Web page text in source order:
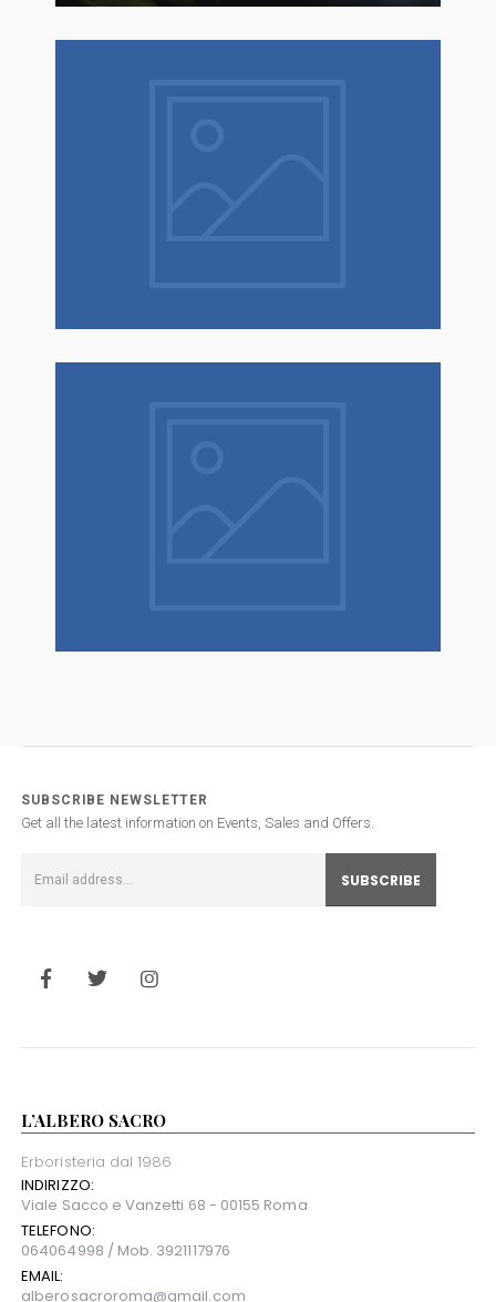
SUBSCRIBE NEWSLETTER
Get all the latest information on Events, Sales and Offers.
L’ALBERO SACRO
Erboristeria dal 1986
INDIRIZZO:
Viale Sacco e Vanzetti 68 - 00155 Roma
TELEFONO:
064064998 / Mob. 3921117976
EMAIL: